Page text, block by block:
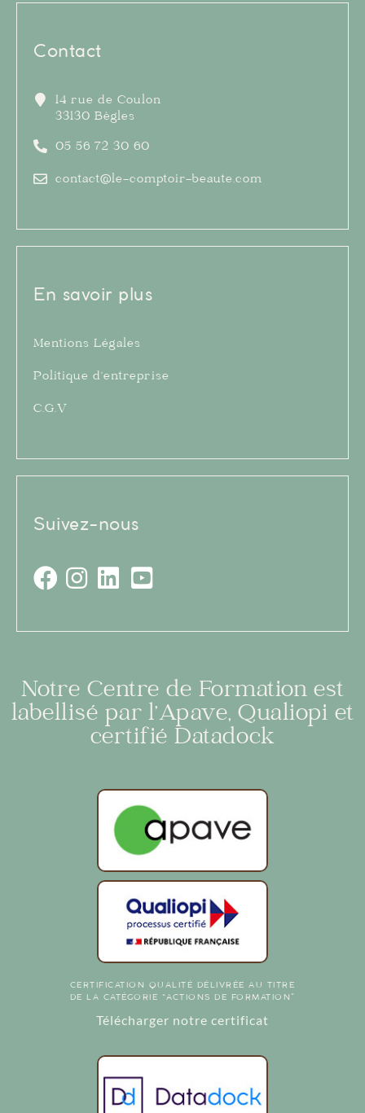
Contact
14 rue de Coulon
33130 Bègles
05 56 72 30 60
contact@le-comptoir-beaute.com
En savoir plus
Mentions Légales
Politique d’entreprise
C.G.V
Suivez-nous
Notre Centre de Formation est
labellisé par l’Apave, Qualiopi et
certifié Datadock
CERTIFICATION QUALITÉ DÉLIVRÉE AU TITRE
DE LA CATÉGORIE “ACTIONS DE FORMATION”
Télécharger notre certificat